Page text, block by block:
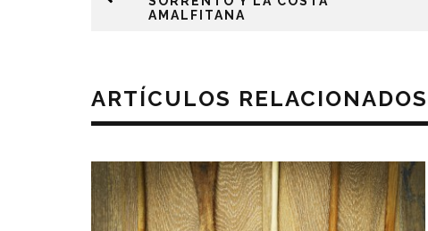
AMALFITANA
ARTÍCULOS RELACIONADOS